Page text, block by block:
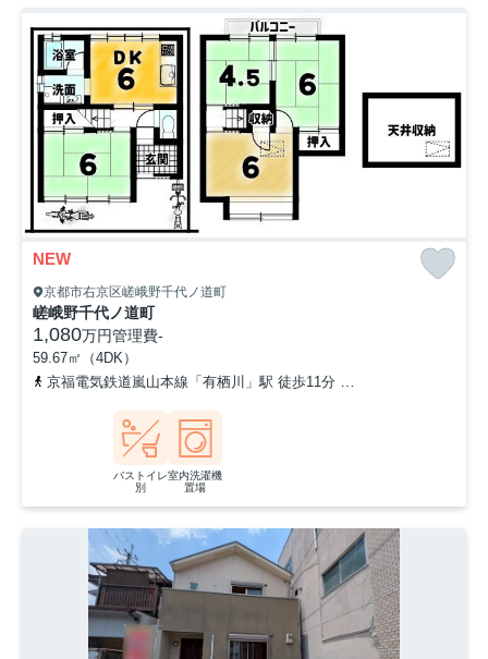
NEW
京都市右京区嵯峨野千代ノ道町
嵯峨野千代ノ道町
1,080万円管理費-
59.67㎡（4DK）
京福電気鉄道嵐山本線「有栖川」駅 徒歩11分
バストイレ
別
室内洗濯機
置場